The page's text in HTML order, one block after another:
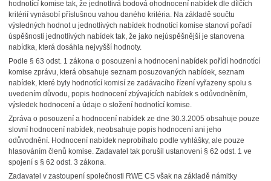
hodnotící komise tak, že jednotlivá bodová ohodnocení nabídek dle dílčích
kritérií vynásobí příslušnou vahou daného kritéria. Na základě součtu
výsledných hodnot u jednotlivých nabídek hodnotící komise stanoví pořadí
úspěšnosti jednotlivých nabídek tak, že jako nejúspěšnější je stanovena
nabídka, která dosáhla nejvyšší hodnoty.
Podle § 63 odst. 1 zákona o posouzení a hodnocení nabídek pořídí hodnotící
komise zprávu, která obsahuje seznam posuzovaných nabídek, seznam
nabídek, které byly hodnotící komisí ze zadávacího řízení vyřazeny spolu s
uvedením důvodu, popis hodnocení zbývajících nabídek s odůvodněním,
výsledek hodnocení a údaje o složení hodnotící komise.
Zpráva o posouzení a hodnocení nabídek ze dne 30.3.2005 obsahuje pouze
slovní hodnocení nabídek, neobsahuje popis hodnocení ani jeho
odůvodnění. Hodnocení nabídek neprobíhalo podle vyhlášky, ale pouze
hlasováním členů komise. Zadavatel tak porušil ustanovení § 62 odst. 1 ve
spojení s § 62 odst. 3 zákona.
Zadavatel v zastoupení společnosti RWE CS však na základě námitky